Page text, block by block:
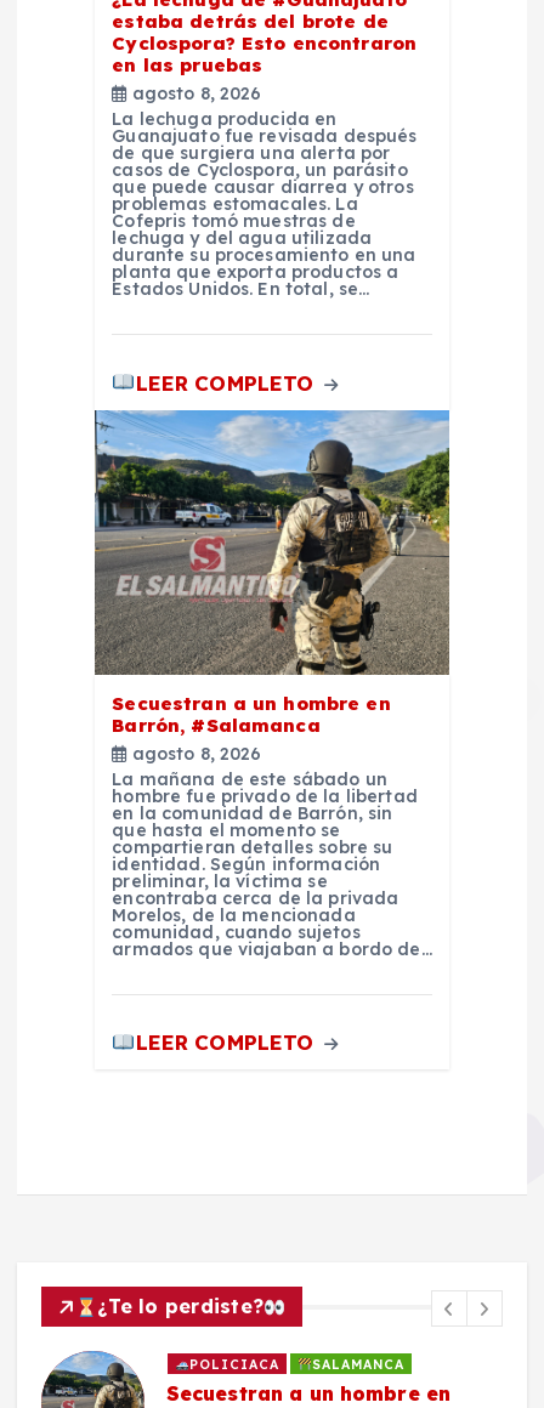
estaba detrás del brote de
Cyclospora? Esto encontraron
en las pruebas
agosto 8, 2026
La lechuga producida en
Guanajuato fue revisada después
de que surgiera una alerta por
casos de Cyclospora, un parásito
que puede causar diarrea y otros
problemas estomacales. La
Cofepris tomó muestras de
lechuga y del agua utilizada
durante su procesamiento en una
planta que exporta productos a
Estados Unidos. En total, se…
LEER COMPLETO
Secuestran a un hombre en
Barrón, #Salamanca
agosto 8, 2026
La mañana de este sábado un
hombre fue privado de la libertad
en la comunidad de Barrón, sin
que hasta el momento se
compartieran detalles sobre su
identidad. Según información
preliminar, la víctima se
encontraba cerca de la privada
Morelos, de la mencionada
comunidad, cuando sujetos
armados que viajaban a bordo de…
LEER COMPLETO
¿Te lo perdiste?
POLICIACA SALAMANCA
a un hombre en